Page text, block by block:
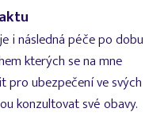
i následná péče po dobu
kterých se na mne
ubezpečení ve svých
konzultovat své obavy.